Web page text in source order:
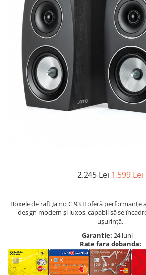
2.245 Lei 1.599 Lei
Boxele de raft Jamo C 93 II oferă performanțe
design modern și luxos, capabil să se
ușurință.
Garantie: 24 luni
Rate fara dobanda: